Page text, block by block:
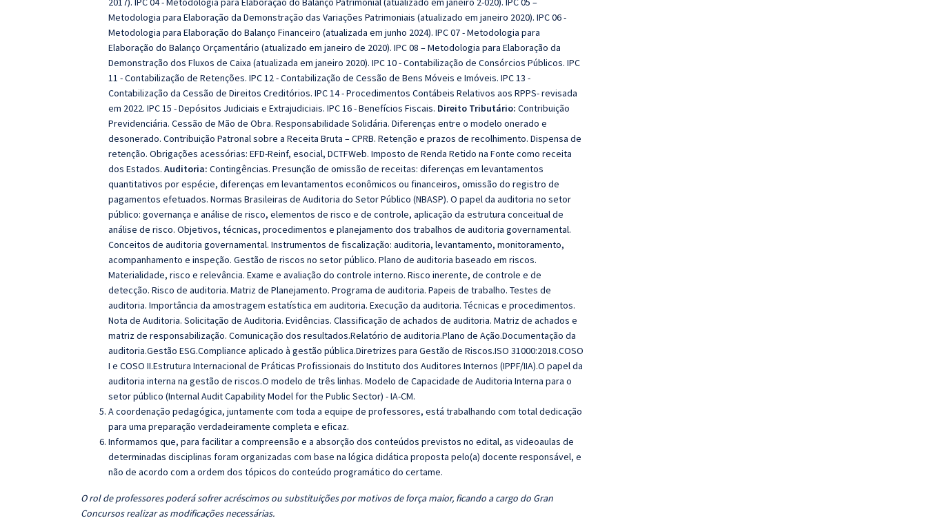
Metodologia para Elaboração da Demonstração das Variações Patrimoniais (atualizado em janeiro 2020). IPC 06 -
Metodologia para Elaboração do Balanço Financeiro (atualizada em junho 2024). IPC 07 - Metodologia para
Elaboração do Balanço Orçamentário (atualizado em janeiro de 2020). IPC 08 – Metodologia para Elaboração da
Demonstração dos Fluxos de Caixa (atualizada em janeiro 2020). IPC 10 - Contabilização de Consórcios Públicos. IPC
11 - Contabilização de Retenções. IPC 12 - Contabilização de Cessão de Bens Móveis e Imóveis. IPC 13 -
Contabilização da Cessão de Direitos Creditórios. IPC 14 - Procedimentos Contábeis Relativos aos RPPS- revisada
em 2022. IPC 15 - Depósitos Judiciais e Extrajudiciais. IPC 16 - Benefícios Fiscais. Direito Tributário: Contribuição
Previdenciária. Cessão de Mão de Obra. Responsabilidade Solidária. Diferenças entre o modelo onerado e
desonerado. Contribuição Patronal sobre a Receita Bruta – CPRB. Retenção e prazos de recolhimento. Dispensa de
retenção. Obrigações acessórias: EFD-Reinf, esocial, DCTFWeb. Imposto de Renda Retido na Fonte como receita
dos Estados. Auditoria: Contingências. Presunção de omissão de receitas: diferenças em levantamentos
quantitativos por espécie, diferenças em levantamentos econômicos ou financeiros, omissão do registro de
pagamentos efetuados. Normas Brasileiras de Auditoria do Setor Público (NBASP). O papel da auditoria no setor
público: governança e análise de risco, elementos de risco e de controle, aplicação da estrutura conceitual de
análise de risco. Objetivos, técnicas, procedimentos e planejamento dos trabalhos de auditoria governamental.
Conceitos de auditoria governamental. Instrumentos de fiscalização: auditoria, levantamento, monitoramento,
acompanhamento e inspeção. Gestão de riscos no setor público. Plano de auditoria baseado em riscos.
Materialidade, risco e relevância. Exame e avaliação do controle interno. Risco inerente, de controle e de
detecção. Risco de auditoria. Matriz de Planejamento. Programa de auditoria. Papeis de trabalho. Testes de
auditoria. Importância da amostragem estatística em auditoria. Execução da auditoria. Técnicas e procedimentos.
Nota de Auditoria. Solicitação de Auditoria. Evidências. Classificação de achados de auditoria. Matriz de achados e
matriz de responsabilização. Comunicação dos resultados.Relatório de auditoria.Plano de Ação.Documentação da
auditoria.Gestão ESG.Compliance aplicado à gestão pública.Diretrizes para Gestão de Riscos.ISO 31000:2018.COSO
I e COSO II.Estrutura Internacional de Práticas Profissionais do Instituto dos Auditores Internos (IPPF/IIA).O papel da
auditoria interna na gestão de riscos.O modelo de três linhas. Modelo de Capacidade de Auditoria Interna para o
setor público (Internal Audit Capability Model for the Public Sector) - IA-CM.
A coordenação pedagógica, juntamente com toda a equipe de professores, está trabalhando com total dedicação
para uma preparação verdadeiramente completa e eficaz.
Informamos que, para facilitar a compreensão e a absorção dos conteúdos previstos no edital, as videoaulas de
determinadas disciplinas foram organizadas com base na lógica didática proposta pelo(a) docente responsável, e
não de acordo com a ordem dos tópicos do conteúdo programático do certame.
O rol de professores poderá sofrer acréscimos ou substituições por motivos de força maior, ficando a cargo do Gran
Concursos realizar as modificações necessárias.